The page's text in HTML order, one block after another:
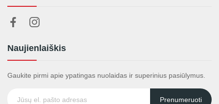
Naujienlaiškis
Gaukite pirmi apie ypatingas nuolaidas ir superinius pasiūlymus.
Prenumeruoti